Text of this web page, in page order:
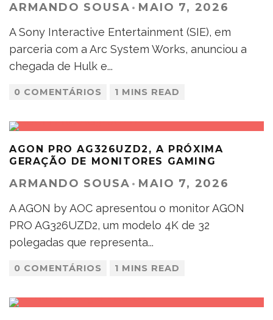
ARMANDO SOUSA · MAIO 7, 2026
A Sony Interactive Entertainment (SIE), em
parceria com a Arc System Works, anunciou a
chegada de Hulk e...
0 COMENTÁRIOS 1 MINS READ
AGON PRO AG326UZD2, A PRÓXIMA
GERAÇÃO DE MONITORES GAMING
ARMANDO SOUSA · MAIO 7, 2026
A AGON by AOC apresentou o monitor AGON
PRO AG326UZD2, um modelo 4K de 32
polegadas que representa...
0 COMENTÁRIOS 1 MINS READ